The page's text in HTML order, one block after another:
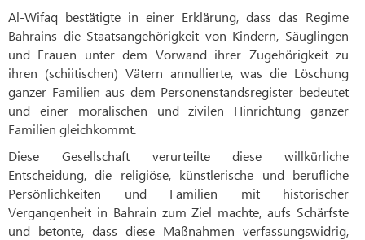
Al-Wifaq bestätigte in einer Erklärung, dass das Regime
Bahrains die Staatsangehörigkeit von Kindern, Säuglingen
und Frauen unter dem Vorwand ihrer Zugehörigkeit zu
ihren (schiitischen) Vätern annullierte, was die Löschung
ganzer Familien aus dem Personenstandsregister bedeutet
und einer moralischen und zivilen Hinrichtung ganzer
Familien gleichkommt.
Diese Gesellschaft verurteilte diese willkürliche
Entscheidung, die religiöse, künstlerische und berufliche
Persönlichkeiten und Familien mit historischer
Vergangenheit in Bahrain zum Ziel machte, aufs Schärfste
und betonte, dass diese Maßnahmen verfassungswidrig,